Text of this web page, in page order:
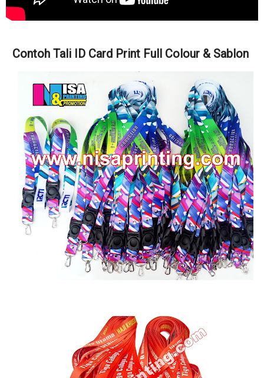
Contoh Tali ID Card Print Full Colour & Sablon